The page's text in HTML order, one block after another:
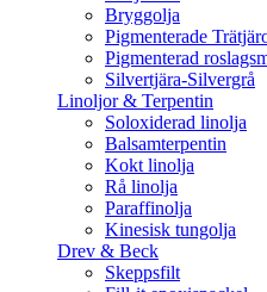
Bryggolja
Pigmenterade
Pigmenterad
Silvertjära-Silvergrå
Linoljor & Terpentin
Soloxiderad linolja
Balsamterpentin
Kokt linolja
Rå linolja
Paraffinolja
Kinesisk tungolja
Drev & Beck
Skeppsfilt